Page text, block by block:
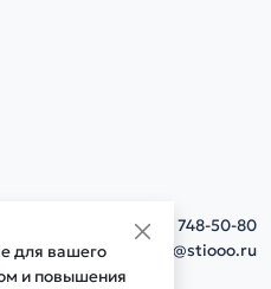
для вашего
и повышения
+7(495) 748-50-80
info@stiooo.ru